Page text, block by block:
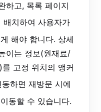
하고, 목록 페이지
배치하여 사용자가
해야 합니다. 상세
이는 정보(원재료/
고정 위치의 앵커
동하면 재방문 시에
동할 수 있습니다.